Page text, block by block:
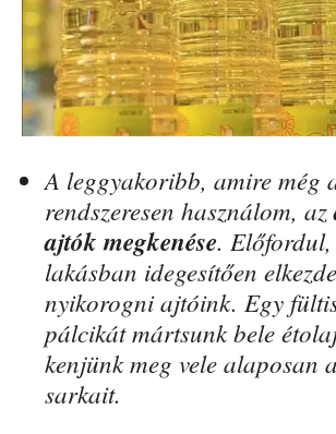
A leggyakoribb, amire még
rendszeresen használom, az
ajtók megkenése.
lakásban idegesítően
nyikorogni ajtóink. Egy
pálcikát mártsunk bele
kenjünk meg vele alaposan
sarkait.